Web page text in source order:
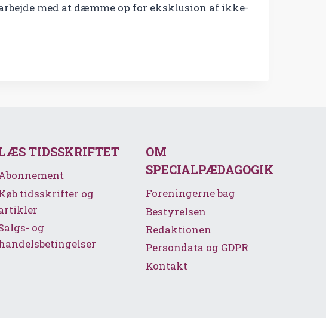
med at dæmme op for eksklusion af ikke-
TIDSSKRIFTET
tidsskrifter og
og
OM
SPECIALPÆDAGOGIK
Foreningerne bag
Bestyrelsen
Redaktionen
Persondata og GDPR
Kontakt